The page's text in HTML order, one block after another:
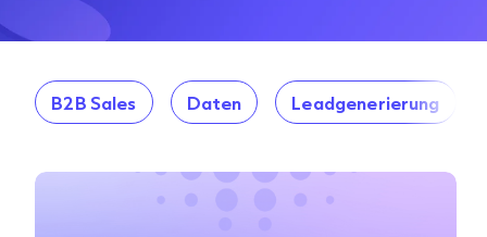
B2B Sales Daten Leadgenerierung